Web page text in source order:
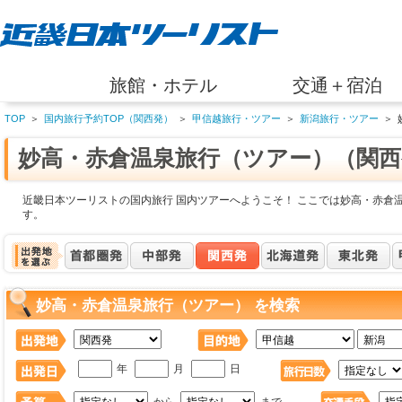
旅館・ホテル 交通＋宿泊
TOP ＞ 国内旅行予約TOP（関西発） ＞ 甲信越旅行・ツアー ＞ 新潟旅行・ツアー ＞
妙高・赤倉温泉旅行（ツアー）（関
近畿日本ツーリストの国内旅行 国内ツアーへようこそ！ ここでは妙高・赤倉
す。
妙高・赤倉温泉旅行（ツアー） を検索
年 月 日